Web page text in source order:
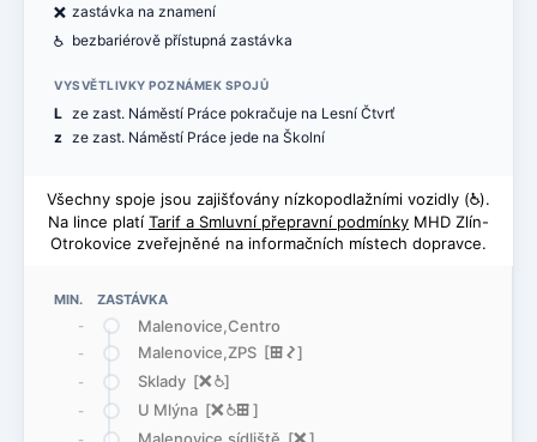
MIN. ZASTÁVKA
-
Malenovice,Centro
- Malenovice,ZPS [æó]
- Sklady [ë@]
- U Mlýna [ë@æ]
ë zastávka na znamení
@ bezbariérově přístupná zastávka
VYSVĚTLIVKY POZNÁMEK SPOJŮ
L ze zast. Náměstí Práce pokračuje na Lesní Čtvrť
z ze zast. Náměstí Práce jede na Školní
Všechny spoje jsou zajišťovány nízkopodlažními vozidly (@).
Na lince platí Tarif a Smluvní přepravní podmínky MHD Zlín-
Otrokovice zveřejněné na informačních místech dopravce.